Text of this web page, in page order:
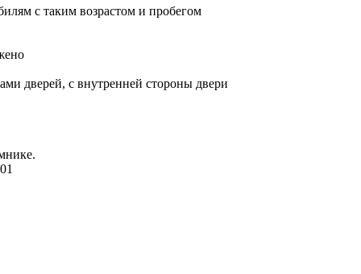
с таким возрастом и пробегом
дверей, с внутренней стороны двери